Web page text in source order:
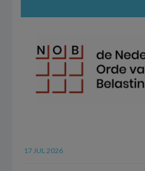
17 JUL 2026